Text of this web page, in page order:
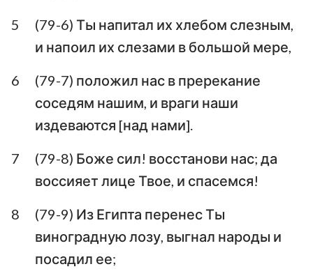
5
(79-6) Ты напитал их хлебом слезным,
и напоил их слезами в большой мере,
6
(79-7) положил нас в пререкание
соседям нашим, и враги наши
издеваются [над нами].
7
(79-8) Боже сил! восстанови нас; да
воссияет лице Твое, и спасемся!
8
(79-9) Из Египта перенес Ты
виноградную лозу, выгнал народы и
посадил ее;